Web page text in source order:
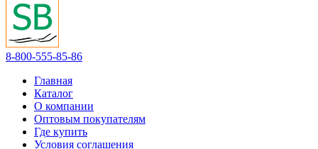
8-800-555-85-86
Главная
Каталог
О компании
Оптовым покупателям
Где купить
Условия соглашения